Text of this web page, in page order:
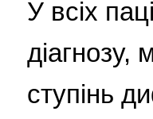
У всіх
діагнозу,
ступінь